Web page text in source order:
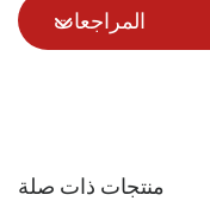
المراجعات
منتجات ذات صلة